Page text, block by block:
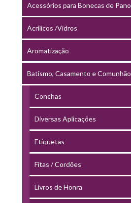
Acessórios para Bonecas de Pano
Acrílicos /Vidros
Aromatização
Batismo, Casamento e Comunhão
Conchas
Diversas Aplicações
Etiquetas
Fitas / Cordões
Livros de Honra